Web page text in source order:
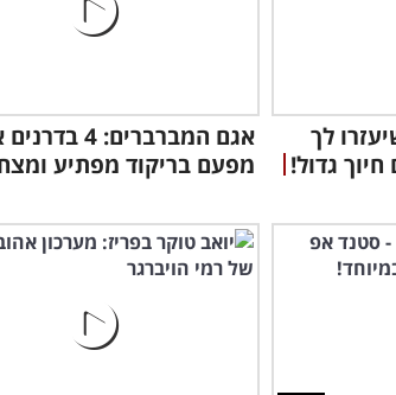
לך
גדול!
אגם המברברים:
מפעם בריקוד מפתיע